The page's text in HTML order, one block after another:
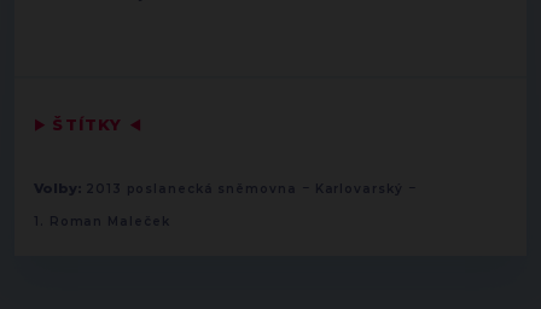
▶ ŠTÍTKY ◀
Volby: 2013 poslanecká sněmovna - Karlovarský -
1. Roman Maleček